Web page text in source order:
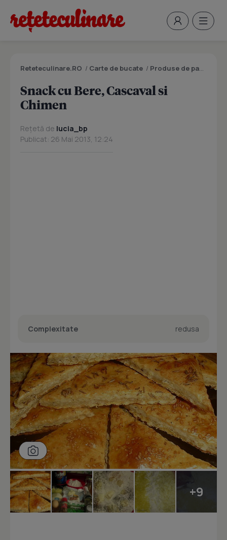
Reteteculinare.RO / Carte de bucate / Produse de panificatie si patiserie
Snack cu Bere, Cascaval si
Chimen
Rețetă de lucia_bp
Publicat: 26 Mai 2013, 12:24
Complexitate redusa
+9